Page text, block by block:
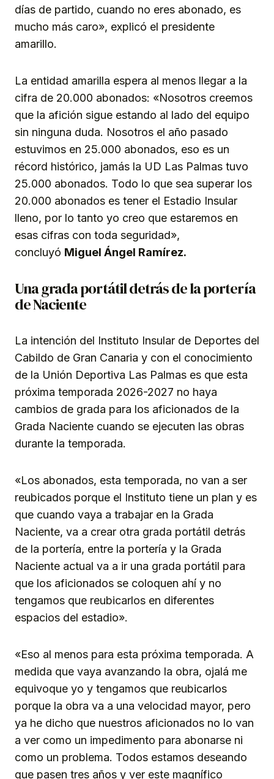
días de partido, cuando no eres abonado, es
mucho más caro», explicó el presidente
amarillo.
La entidad amarilla espera al menos llegar a la
cifra de 20.000 abonados: «Nosotros creemos
que la afición sigue estando al lado del equipo
sin ninguna duda. Nosotros el año pasado
estuvimos en 25.000 abonados, eso es un
récord histórico, jamás la UD Las Palmas tuvo
25.000 abonados. Todo lo que sea superar los
20.000 abonados es tener el Estadio Insular
lleno, por lo tanto yo creo que estaremos en
esas cifras con toda seguridad»,
concluyó Miguel Ángel Ramírez.
Una grada portátil detrás de la portería
de Naciente
La intención del Instituto Insular de Deportes del
Cabildo de Gran Canaria y con el conocimiento
de la Unión Deportiva Las Palmas es que esta
próxima temporada 2026-2027 no haya
cambios de grada para los aficionados de la
Grada Naciente cuando se ejecuten las obras
durante la temporada.
«Los abonados, esta temporada, no van a ser
reubicados porque el Instituto tiene un plan y es
que cuando vaya a trabajar en la Grada
Naciente, va a crear otra grada portátil detrás
de la portería, entre la portería y la Grada
Naciente actual va a ir una grada portátil para
que los aficionados se coloquen ahí y no
tengamos que reubicarlos en diferentes
espacios del estadio».
«Eso al menos para esta próxima temporada. A
medida que vaya avanzando la obra, ojalá me
equivoque yo y tengamos que reubicarlos
porque la obra va a una velocidad mayor, pero
ya he dicho que nuestros aficionados no lo van
a ver como un impedimento para abonarse ni
como un problema. Todos estamos deseando
que pasen tres años y ver este magnífico